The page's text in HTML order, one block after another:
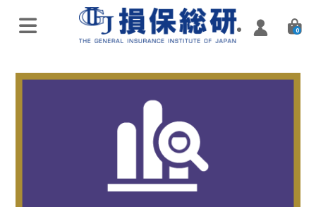
0
Zoomミーティング講座
実施済み講座